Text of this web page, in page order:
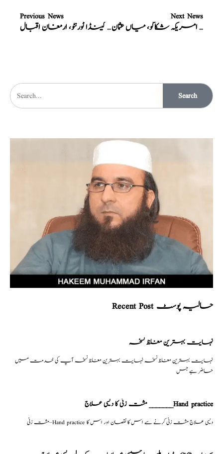
Previous News
الشفاء نیچرل ہربل فارما کے، ڈسٹری بیوٹر، کینڈا ٹورنٹو، ارمغان اقبال
Next News
الشفاء نیچرل ہربل فارما کے، ڈسٹری بیوٹر، امریکہ شکاگو، میاں عثمان
Search
Recent Post حالیہ پوسٹ
نہایت بہترین مغلظ نسخہ
نہایت بہترین مغلظ نسخہ نہایت بہترین مغلظ نسخہ آپ کی خدمت میں
حاضر ہے جس
مشت زنی کا دیسی علاج _______Hand practice
مشت زنی–Hand practice دیسی علاج مشت زنی کرنے سے اس کا نقصان اور اس کا